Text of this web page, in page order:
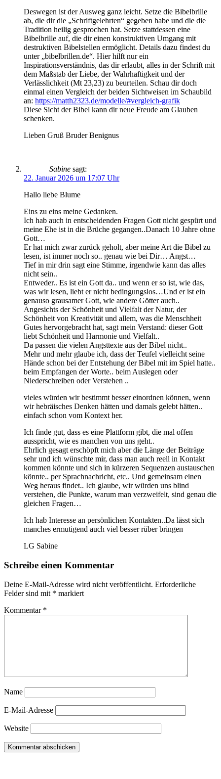
Deswegen ist der Ausweg ganz leicht. Setze die Bibelbrille
ab, die dir die „Schriftgelehrten“ gegeben habe und die die
Tradition heilig gesprochen hat. Setze stattdessen eine
Bibelbrille auf, die dir einen konstruktiven Umgang mit
destruktiven Bibelstellen ermöglicht. Details dazu findest du
unter „bibelbrillen.de“. Hier hilft nur ein
Inspirationsverständnis, das dir erlaubt, alles in der Schrift mit
dem Maßstab der Liebe, der Wahrhaftigkeit und der
Verlässlichkeit (Mt 23,23) zu beurteilen. Schau dir doch
einmal einen Vergleich der beiden Sichtweisen im Schaubild
an: https://matth2323.de/modelle/#vergleich-grafik
Diese Sicht der Bibel kann dir neue Freude am Glauben
schenken.
Lieben Gruß Bruder Benignus
Sabine sagt:
22. Januar 2026 um 17:07 Uhr
Hallo liebe Blume
Eins zu eins meine Gedanken.
Ich hab auch in entscheidenden Fragen Gott nicht gespürt und
meine Ehe ist in die Brüche gegangen..Danach 10 Jahre ohne
Gott…
Er hat mich zwar zurück geholt, aber meine Art die Bibel zu
lesen, ist immer noch so.. genau wie bei Dir… Angst…
Tief in mir drin sagt eine Stimme, irgendwie kann das alles
nicht sein..
Entweder.. Es ist ein Gott da.. und wenn er so ist, wie das,
was wir lesen, liebt er nicht bedingungslos…Und er ist ein
genauso grausamer Gott, wie andere Götter auch..
Angesichts der Schönheit und Vielfalt der Natur, der
Schönheit von Kreativität und allem, was die Menschheit
Gutes hervorgebracht hat, sagt mein Verstand: dieser Gott
liebt Schönheit und Harmonie und Vielfalt..
Da passen die vielen Angsttexte aus der Bibel nicht..
Mehr und mehr glaube ich, dass der Teufel vielleicht seine
Hände schon bei der Entstehung der Bibel mit im Spiel hatte..
beim Empfangen der Worte.. beim Auslegen oder
Niederschreiben oder Verstehen ..
vieles würden wir bestimmt besser einordnen können, wenn
wir hebräisches Denken hätten und damals gelebt hätten..
einfach schon vom Kontext her.
Ich finde gut, dass es eine Plattform gibt, die mal offen
ausspricht, wie es manchen von uns geht..
Ehrlich gesagt erschöpft mich aber die Länge der Beiträge
sehr und ich wünschte mir, dass man auch reell in Kontakt
kommen könnte und sich in kürzeren Sequenzen austauschen
könnte.. per Sprachnachricht, etc.. Und gemeinsam einen
Weg heraus findet.. Ich glaube, wir würden uns blind
verstehen, die Punkte, warum man verzweifelt, sind genau die
gleichen Fragen…
Ich hab Interesse an persönlichen Kontakten..Da lässt sich
manches ermutigend auch viel besser rüber bringen
LG Sabine
Schreibe einen Kommentar
Deine E-Mail-Adresse wird nicht veröffentlicht. Erforderliche
Felder sind mit * markiert
Kommentar *
Name
E-Mail-Adresse
Website